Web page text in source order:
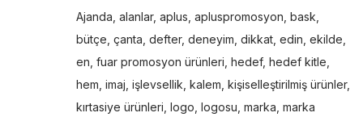
Ajanda alanlar, aplus apluspromosyon bask
bütçe çanta defter, deneyim dikkat edin ekilde
en fuar promosyon ürünleri hedef, hedef kitle
hem imaj işlevsellik kalem kişiselleştirilmiş ürünler,
kırtasiye ürünleri logo logosu marka marka